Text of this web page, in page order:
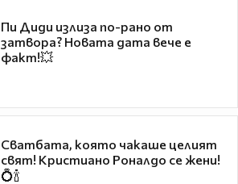
Пи Диди излиза по-рано от
затвора? Новата дата вече е
факт!💥
Сватбата, която чакаше целият
свят! Кристиано Роналдо се жени!
💍🍾